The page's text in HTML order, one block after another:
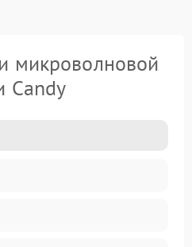
микроволновой
Candy